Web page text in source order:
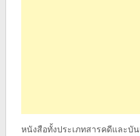
หนังสือทั้งประเภทสารคดีและบั